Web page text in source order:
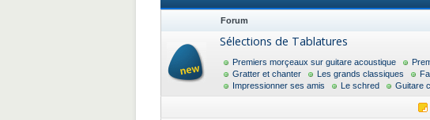
Forum
Sélections de Tablatures
Premiers morçeaux sur guitare acoustique
Gratter et chanter
Les grands classiques
Impressionner ses amis
Le schred Guitare